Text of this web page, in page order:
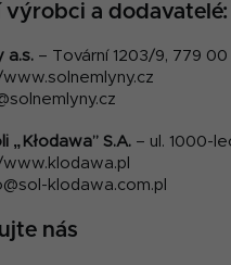
a dodavatelé:
a.s. – Tovární 1203/9, 779
„Kłodawa” S.A. – ul. 1000-
klodawa.com.pl
nás